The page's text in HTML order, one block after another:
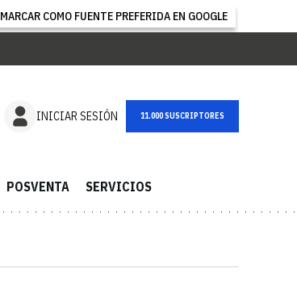
MARCAR COMO FUENTE PREFERIDA EN GOOGLE
INICIAR SESIÓN NEWSLETTER
POSVENTA SERVICIOS